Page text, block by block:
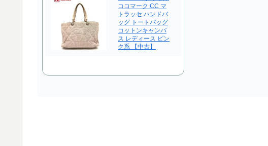
ココマーク CC マ
トラッセ ハンドバ
ッグ トートバッグ
コットンキャンバ
ス レディース ピン
ク系 【中古】